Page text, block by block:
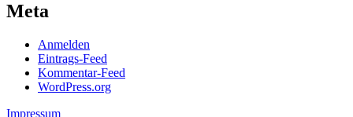
Meta
Anmelden
Eintrags-Feed
Kommentar-Feed
WordPress.org
Impressum